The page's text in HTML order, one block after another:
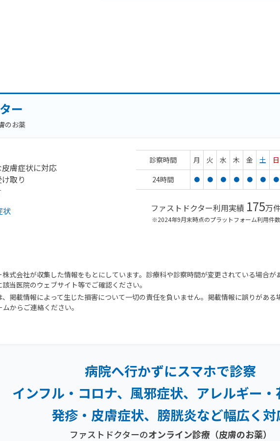
ー
のお薬
膚症状に対応
取り
状
診察時間 月 火 水 木 金 土 日
24時間
● ● ● ● ● ● ●
ファストドクター利用実績 175万
※2024年9月末時点のプラットフォーム利用件数
式会社が収集した情報をもとにしています。診療科や診察時間が変更されている場合が
当医院のウェブサイト等でご確認ください。
掲載情報によって生じた損害について一切の責任を負いません。掲載情報に誤りがある
からご連絡ください。
病院へ行かずにスマホで診察
インフル・コロナ、風邪症状、 アレルギー・
発疹・ 皮膚症状、膀胱炎など幅広く対
ファストドクターのオンライン診療（皮膚のお薬）